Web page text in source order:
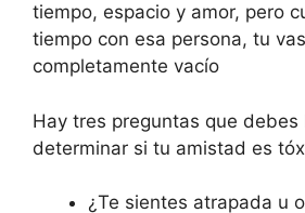
tiempo, espacio y amor, pero
tiempo con esa persona, tu
completamente vacío
Hay tres preguntas que debes
determinar si tu amistad es
¿Te sientes atrapada u